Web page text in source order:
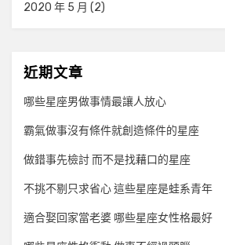
2020 年 5 月 (2)
近期文章
哪些星座男做事情最讓人放心
霸氣做事沒有條件就創造條件的星座
做錯事先檢討 而不是找藉口的星座
不挑不剔只求省心 這些星座是蛙系青年
適合娶回家當老婆 哪些星座女性格最好